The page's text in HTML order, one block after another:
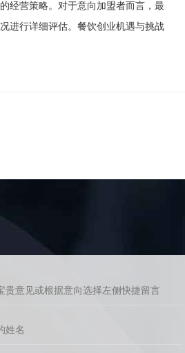
经营策略。对于意向加盟者而言，最
进行详细评估。餐饮创业机遇与挑战